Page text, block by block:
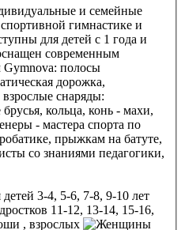
и семейные
гимнастике и
для детей с 1 года и
современным
Gymnova: полосы
дорожка,
снаряды:
кольца, конь - махи,
- мастера спорта по
прыжкам на батуте,
со знаниями педагогики,
детей 3-4, 5-6, 7-8, 9-10 лет
11-12, 13-14, 15-16,
, взрослых